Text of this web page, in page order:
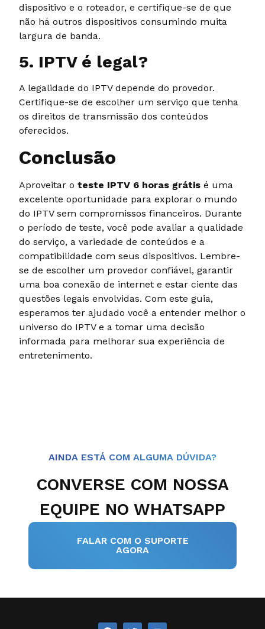
dispositivo e o roteador, e certifique-se de que
não há outros dispositivos consumindo muita
largura de banda.
5. IPTV é legal?
A legalidade do IPTV depende do provedor.
Certifique-se de escolher um serviço que tenha
os direitos de transmissão dos conteúdos
oferecidos.
Conclusão
Aproveitar o teste IPTV 6 horas grátis é uma
excelente oportunidade para explorar o mundo
do IPTV sem compromissos financeiros. Durante
o período de teste, você pode avaliar a qualidade
do serviço, a variedade de conteúdos e a
compatibilidade com seus dispositivos. Lembre-
se de escolher um provedor confiável, garantir
uma boa conexão de internet e estar ciente das
questões legais envolvidas. Com este guia,
esperamos ter ajudado você a entender melhor o
universo do IPTV e a tomar uma decisão
informada para melhorar sua experiência de
entretenimento.
AINDA ESTÁ COM ALGUMA DÚVIDA?
CONVERSE COM NOSSA
EQUIPE NO WHATSAPP
FALAR COM O SUPORTE
AGORA